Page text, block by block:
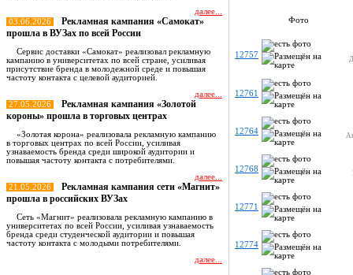
далее...
03.06.2026
Рекламная кампания «Самокат»
прошла в ВУЗах по всей России
Сервис доставки «Самокат» реализовал рекламную
кампанию в университетах по всей стране, усиливая
присутствие бренда в молодежной среде и повышая
частоту контакта с целевой аудиторией.
далее...
27.05.2026
Рекламная кампания «Золотой
короны» прошла в торговых центрах
«Золотая корона» реализовала рекламную кампанию
в торговых центрах по всей России, усиливая
узнаваемость бренда среди широкой аудитории и
повышая частоту контакта с потребителями.
далее...
21.05.2026
Рекламная кампания сети «Магнит»
прошла в российских ВУЗах
Сеть «Магнит» реализовала рекламную кампанию в
университетах по всей России, усиливая узнаваемость
бренда среди студенческой аудитории и повышая
частоту контакта с молодыми потребителями.
далее...
Фото
12757
12761
12764
12768
12771
12774